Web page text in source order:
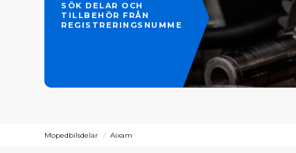
SÖK DELAR OCH
TILLBEHÖR FRÅN
REGISTRERINGSNUMMER
Mopedbilsdelar Aixam